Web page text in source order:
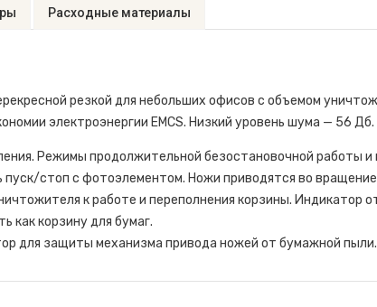
Расходные материалы
резкой для небольших офисов с объемом
электроэнергии EMCS. Низкий уровень шума — 56 Дб.
Режимы продолжительной безостановочной работы и
стоп с фотоэлементом. Ножи приводятся во
к работе и переполнения корзины. Индикатор
как корзину для бумаг.
для защиты механизма привода ножей от бумажной пыли.